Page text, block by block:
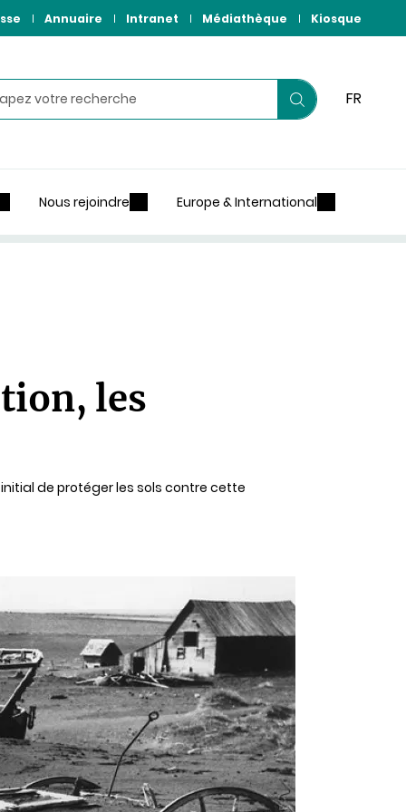
Annuaire Intranet Médiathèque Kiosque
Lancer
FR
Nous rejoindre Europe & International
les
de protéger les sols contre cette